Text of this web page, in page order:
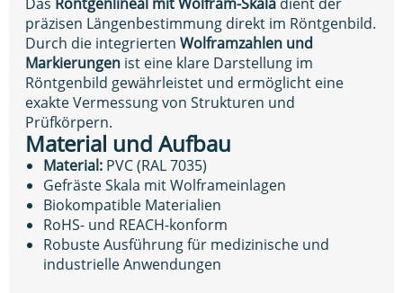
präzisen Längenbestimmung direkt im Röntgenbild.
Durch die integrierten Wolframzahlen und
Markierungen ist eine klare Darstellung im
Röntgenbild gewährleistet und ermöglicht eine
exakte Vermessung von Strukturen und
Prüfkörpern.
Material und Aufbau
Material: PVC (RAL 7035)
Gefräste Skala mit Wolframeinlagen
Biokompatible Materialien
RoHS- und REACH-konform
Robuste Ausführung für medizinische und
industrielle Anwendungen